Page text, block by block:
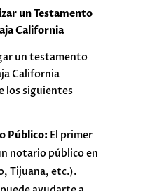
un Testamento
California
un testamento
California
los siguientes
Público: El primer
notario público en
Tijuana, etc.).